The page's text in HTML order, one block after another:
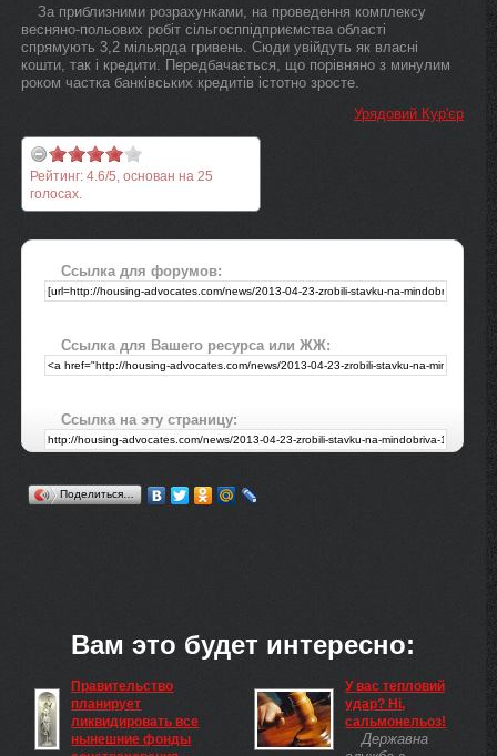
За приблизними розрахунками, на проведення комплексу
весняно-польових робіт сільгосппідприємства області
спрямують 3,2 мільярда гривень. Сюди увійдуть як власні
кошти, так і кредити. Передбачається, що порівняно з минулим
роком частка банківських кредитів істотно зросте.
Урядовий Кур'єр
Рейтинг: 4.6/5, основан на 25
голосах.
Ссылка для форумов:
Ссылка для Вашего ресурса или ЖЖ:
Ссылка на эту страницу:
Поделиться…
Вам это будет интересно:
Правительство
планирует
ликвидировать все
нынешние фонды
У вас тепловий
удар? Ні,
сальмонельоз!
Державна